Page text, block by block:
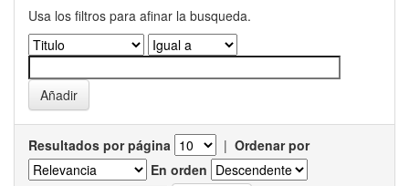
Usa los filtros para afinar la busqueda.
Resultados por página | Ordenar por
En orden